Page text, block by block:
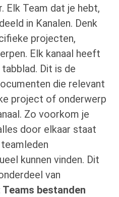
Elk Team dat je hebt,
in Kanalen. Denk
projecten,
Elk kanaal heeft
tabblad. Dit is de
die relevant
project of onderwerp
Zo voorkom je
door elkaar staat
kunnen vinden. Dit
van
bestanden